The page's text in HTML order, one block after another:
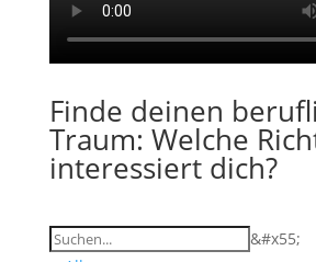
Finde deinen
Traum: Welche
interessiert dich?
&#x55;